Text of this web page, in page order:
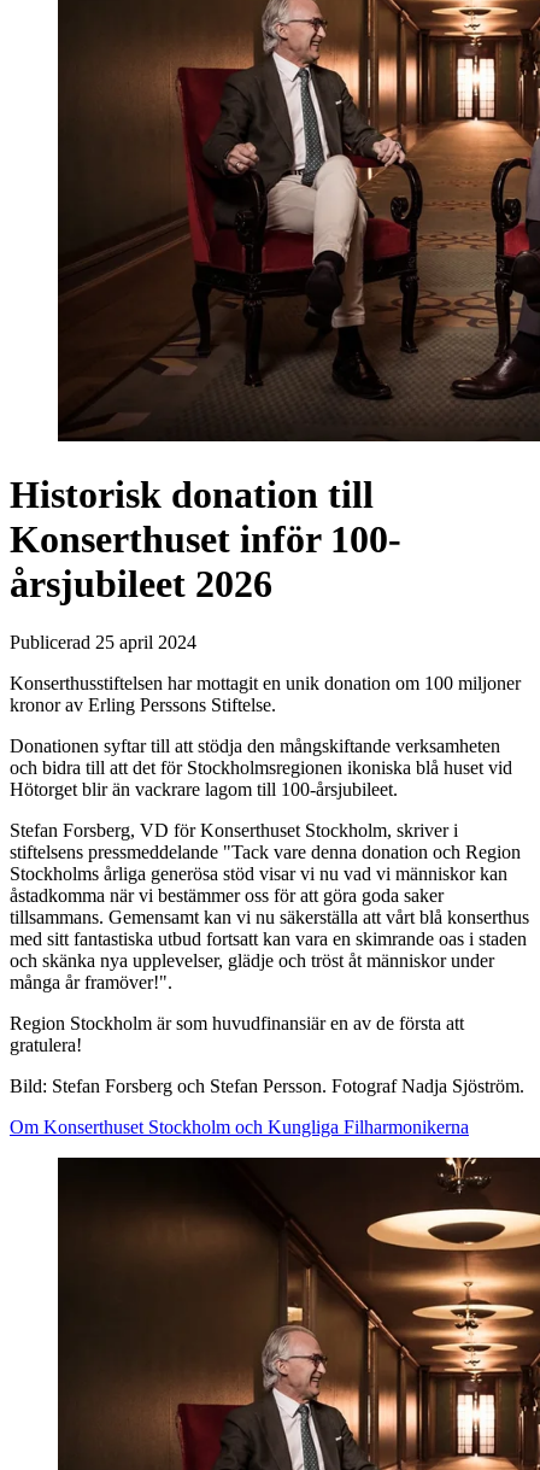
Historisk donation till
Konserthuset inför 100-
årsjubileet 2026
Publicerad 25 april 2024
Konserthusstiftelsen har mottagit en unik donation om 100 miljoner
kronor av Erling Perssons Stiftelse.
Donationen syftar till att stödja den mångskiftande verksamheten
och bidra till att det för Stockholmsregionen ikoniska blå huset vid
Hötorget blir än vackrare lagom till 100-årsjubileet.
Stefan Forsberg, VD för Konserthuset Stockholm, skriver i
stiftelsens pressmeddelande "Tack vare denna donation och Region
Stockholms årliga generösa stöd visar vi nu vad vi människor kan
åstadkomma när vi bestämmer oss för att göra goda saker
tillsammans. Gemensamt kan vi nu säkerställa att vårt blå konserthus
med sitt fantastiska utbud fortsatt kan vara en skimrande oas i staden
och skänka nya upplevelser, glädje och tröst åt människor under
många år framöver!".
Region Stockholm är som huvudfinansiär en av de första att
gratulera!
Bild: Stefan Forsberg och Stefan Persson. Fotograf Nadja Sjöström.
Om Konserthuset Stockholm och Kungliga Filharmonikerna